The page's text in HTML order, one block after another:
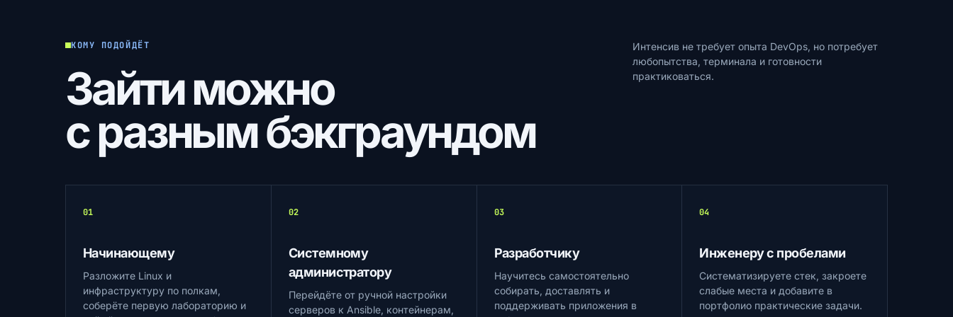
КОМУ ПОДОЙДЁТ
Зайти можно
с разным бэкграундом
Интенсив не требует опыта DevOps, но потребует
любопытства, терминала и готовности
практиковаться.
01
Начинающему
Разложите Linux и
инфраструктуру по полкам,
соберёте первую лабораторию и
02
Системному
администратору
Перейдёте от ручной настройки
серверов к Ansible, контейнерам,
03
Разработчику
Научитесь самостоятельно
собирать, доставлять и
поддерживать приложения в
04
Инженеру с пробелами
Систематизируете стек, закроете
слабые места и добавите в
портфолио практические задачи.